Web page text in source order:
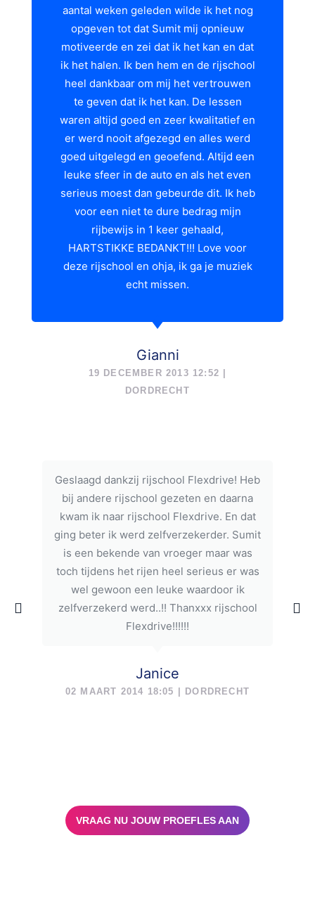
aantal weken geleden wilde ik het nog
opgeven tot dat Sumit mij opnieuw
motiveerde en zei dat ik het kan en dat
ik het halen. Ik ben hem en de rijschool
heel dankbaar om mij het vertrouwen
te geven dat ik het kan. De lessen
waren altijd goed en zeer kwalitatief en
er werd nooit afgezegd en alles werd
goed uitgelegd en geoefend. Altijd een
leuke sfeer in de auto en als het even
serieus moest dan gebeurde dit. Ik heb
voor een niet te dure bedrag mijn
rijbewijs in 1 keer gehaald,
HARTSTIKKE BEDANKT!!! Love voor
deze rijschool en ohja, ik ga je muziek
echt missen.
Gianni
19 DECEMBER 2013 12:52 |
DORDRECHT
Geslaagd dankzij rijschool Flexdrive! Heb
bij andere rijschool gezeten en daarna
kwam ik naar rijschool Flexdrive. En dat
ging beter ik werd zelfverzekerder. Sumit
is een bekende van vroeger maar was
toch tijdens het rijen heel serieus er was
wel gewoon een leuke waardoor ik
zelfverzekerd werd..!! Thanxxx rijschool
Flexdrive!!!!!!
Janice
02 MAART 2014 18:05 | DORDRECHT
VRAAG NU JOUW PROEFLES AAN